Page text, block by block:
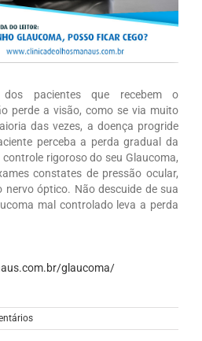
pacientes que recebem o
perde a visão, como se via muito
das vezes, a doença progride
perceba a perda gradual da
rigoroso do seu Glaucoma,
constates de pressão ocular,
nervo óptico. Não descuide de sua
mal controlado leva a perda
glaucoma/